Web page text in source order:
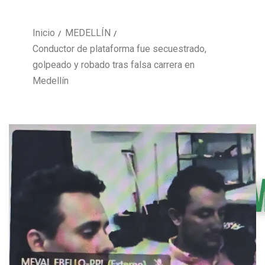
Inicio
MEDELLÍN
Conductor de plataforma fue secuestrado,
golpeado y robado tras falsa carrera en
Medellín